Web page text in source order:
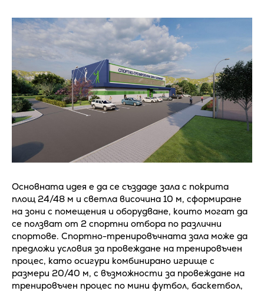
Основната идея е да се създаде зала с покрита
площ 24/48 м и светла височина 10 м, сформиране
на зони с помещения и оборудване, които могат да
се ползват от 2 спортни отбора по различни
спортове. Спортно-тренировъчната зала може да
предложи условия за провеждане на тренировъчен
процес, като осигури комбинирано игрище с
размери 20/40 м, с възможности за провеждане на
тренировъчен процес по мини футбол, баскетбол,